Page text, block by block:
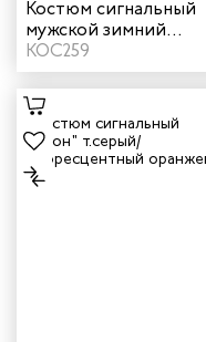
Костюм сигнальный
мужской зимний
"Илион" цвет графит/
оранжевый
КОС259